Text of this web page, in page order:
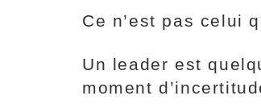
Ce n’est pas celui
Un leader est
moment